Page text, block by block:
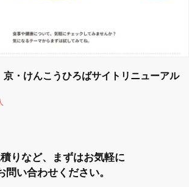
・けんこうひろばサイトリニューアル
りなど、まずはお気軽に
問い合わせください。